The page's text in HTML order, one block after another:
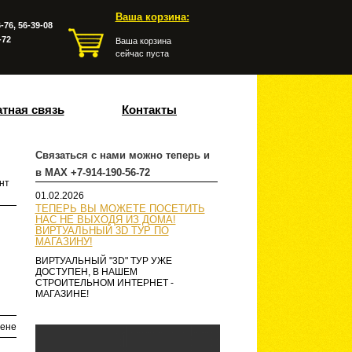
Ваша корзина:
Ваша корзина
сейчас пуста
76, 56-39-08
связь Контакты
Связаться с нами можно теперь и
в MAX +7-914-190-56-72
01.02.2026
ТЕПЕРЬ ВЫ МОЖЕТЕ ПОСЕТИТЬ
НАС НЕ ВЫХОДЯ ИЗ ДОМА!
ВИРТУАЛЬНЫЙ 3D ТУР ПО
МАГАЗИНУ!
ВИРТУАЛЬНЫЙ "3D" ТУР УЖЕ
ДОСТУПЕН, В НАШЕМ
СТРОИТЕЛЬНОМ ИНТЕРНЕТ -
МАГАЗИНЕ!